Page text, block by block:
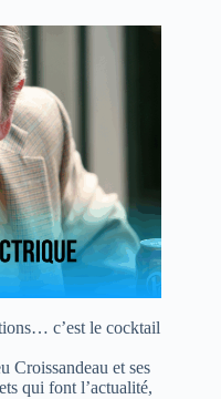
c’est le cocktail
Croissandeau et ses
qui font l’actualité,